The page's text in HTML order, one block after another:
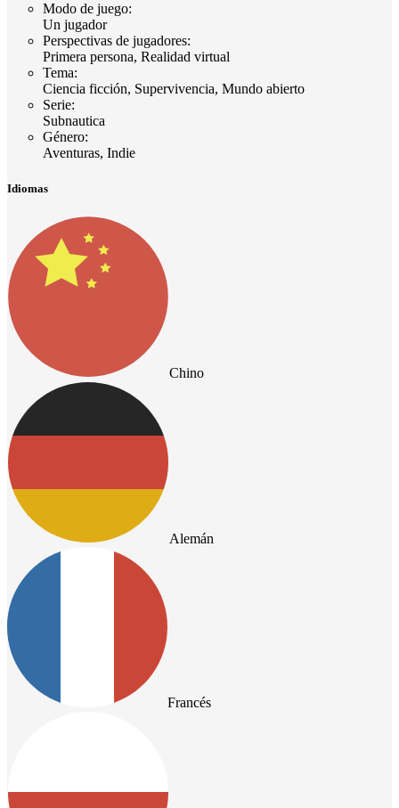
Modo de juego:
Un jugador
Perspectivas de jugadores:
Primera persona, Realidad virtual
Tema:
Ciencia ficción, Supervivencia, Mundo abierto
Serie:
Subnautica
Género:
Aventuras, Indie
Idiomas
Chino
Alemán
Francés